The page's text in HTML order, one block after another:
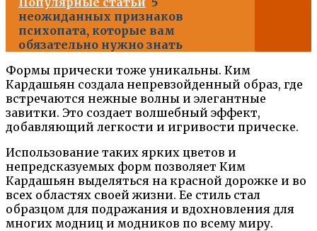
неожиданных признаков
психопата, которые вам
обязательно нужно знать
Формы прически тоже уникальны. Ким
Кардашьян создала непревзойденный образ, где
встречаются нежные волны и элегантные
завитки. Это создает волшебный эффект,
добавляющий легкости и игривости прическе.
Использование таких ярких цветов и
непредсказуемых форм позволяет Ким
Кардашьян выделяться на красной дорожке и во
всех областях своей жизни. Ее стиль стал
образцом для подражания и вдохновления для
многих модниц и модников по всему миру.